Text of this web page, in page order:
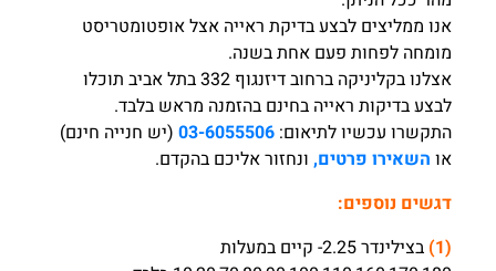
אנו ממליצים לבצע בדיקת ראייה אצל אופטומטריסט
מומחה לפחות פעם אחת בשנה.
אצלנו בקליניקה ברחוב דיזנגוף 332 בתל אביב תוכלו
לבצע בדיקות ראייה בחינם בהזמנה מראש בלבד.
התקשרו עכשיו לתיאום: 03-6055506 (יש חנייה חינם)
או השאירו פרטים, ונחזור אליכם בהקדם.
דגשים נוספים:
(1)
בצילינדר 2.25- קיים במעלות